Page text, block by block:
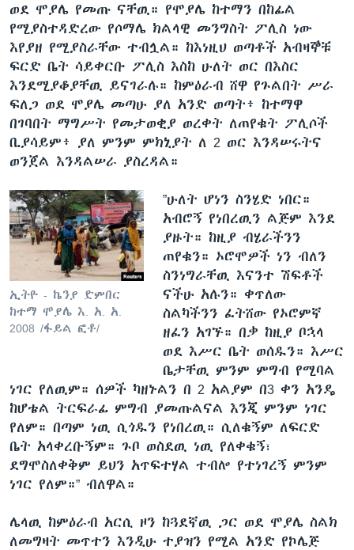
ወደ ሞያሌ የመጡ ናቸዉ። የሞያሌ ከተማን በከፊል
የሚያስተዳድረው የሶማሌ ክልላዊ መንግስት ፖሊስ ነው
እየያዘ የሚያስራቸው ተብሏል። ከእነዚህ ወጣቶች አብዛኞቹ
ፍርድ ቤት ሳይቀርቡ ፖሊስ እስከ ሁለት ወር በእስር
እንደሚያቆያቸዉ ይናገራሉ። ከምዕራብ ሸዋ የጉልበት ሥራ
ፍለጋ ወደ ሞያሌ መጣሁ ያለ አንድ ወጣት፥ ከተማዋ
በገባበት ማግሥት የመታወቂያ ወረቀት ለጠየቁት ፖሊሶች
ቢያሳይም፥ ያለ ምንም ምክኒያት ለ 2 ወር እንዳሠሩትና
ወንጀል እንዳልሠራ ያስረዳል።
ኢትዮ - ኬንያ ድምበር
ከተማ ሞያሌ እ. አ. አ.
2008 /ፋይል ፎቶ/
”ሁለት ሆነን ስንሄድ ነበር።
አብሮኝ የነበረዉን ልጅም እንደ
ያዙት። ከዚያ ብሄራችንን
ጠየቁን። ኦሮሞዎች ነን ብለን
ስንነግራቸዉ እናንተ ሽፍቶች
ናችሁ አሉን። ቀጥለው
ስልካችንን ፈትሸው የኦሮምኛ
ዘፈን አገኙ። በቃ ከዚያ ቦኋላ
ወደ እሥር ቤት ወሰዱን። እሥር
ቤታቸዉ ምንም ምግብ የሚባል
ነገር የለዉም። ሰዎች ካዘኑልን በ 2 አልያም በ3 ቀን አንዴ
ከሆቴል ትርፍራፊ ምግብ ያመጡልናል እንጂ ምንም ነገር
የለም። በጣም ነዉ ሲጎዱን የነበረዉ። ሲለቁኝም ለፍርድ
ቤት አላቀረቡኝም። ጉቦ ወስደዉ ነዉ የለቀቁኝ፣
ደግሞስለቀቅም ይህን አጥፍተሃል ተብሎ የተነገረኝ ምንም
ነገር የለም።” ብለዋል።
ሌላዉ ከምዕራብ አርሲ ዞን ከጓደኛዉ ጋር ወደ ሞያሌ ስልክ
ለመግዛት መጥተን እንዲሁ ተያዝን የሚል አንድ የኮሌጅ